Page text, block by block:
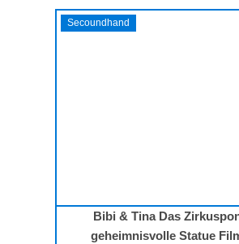
Secoundhand
Bibi & Tina Das
geheimnisvolle Statue